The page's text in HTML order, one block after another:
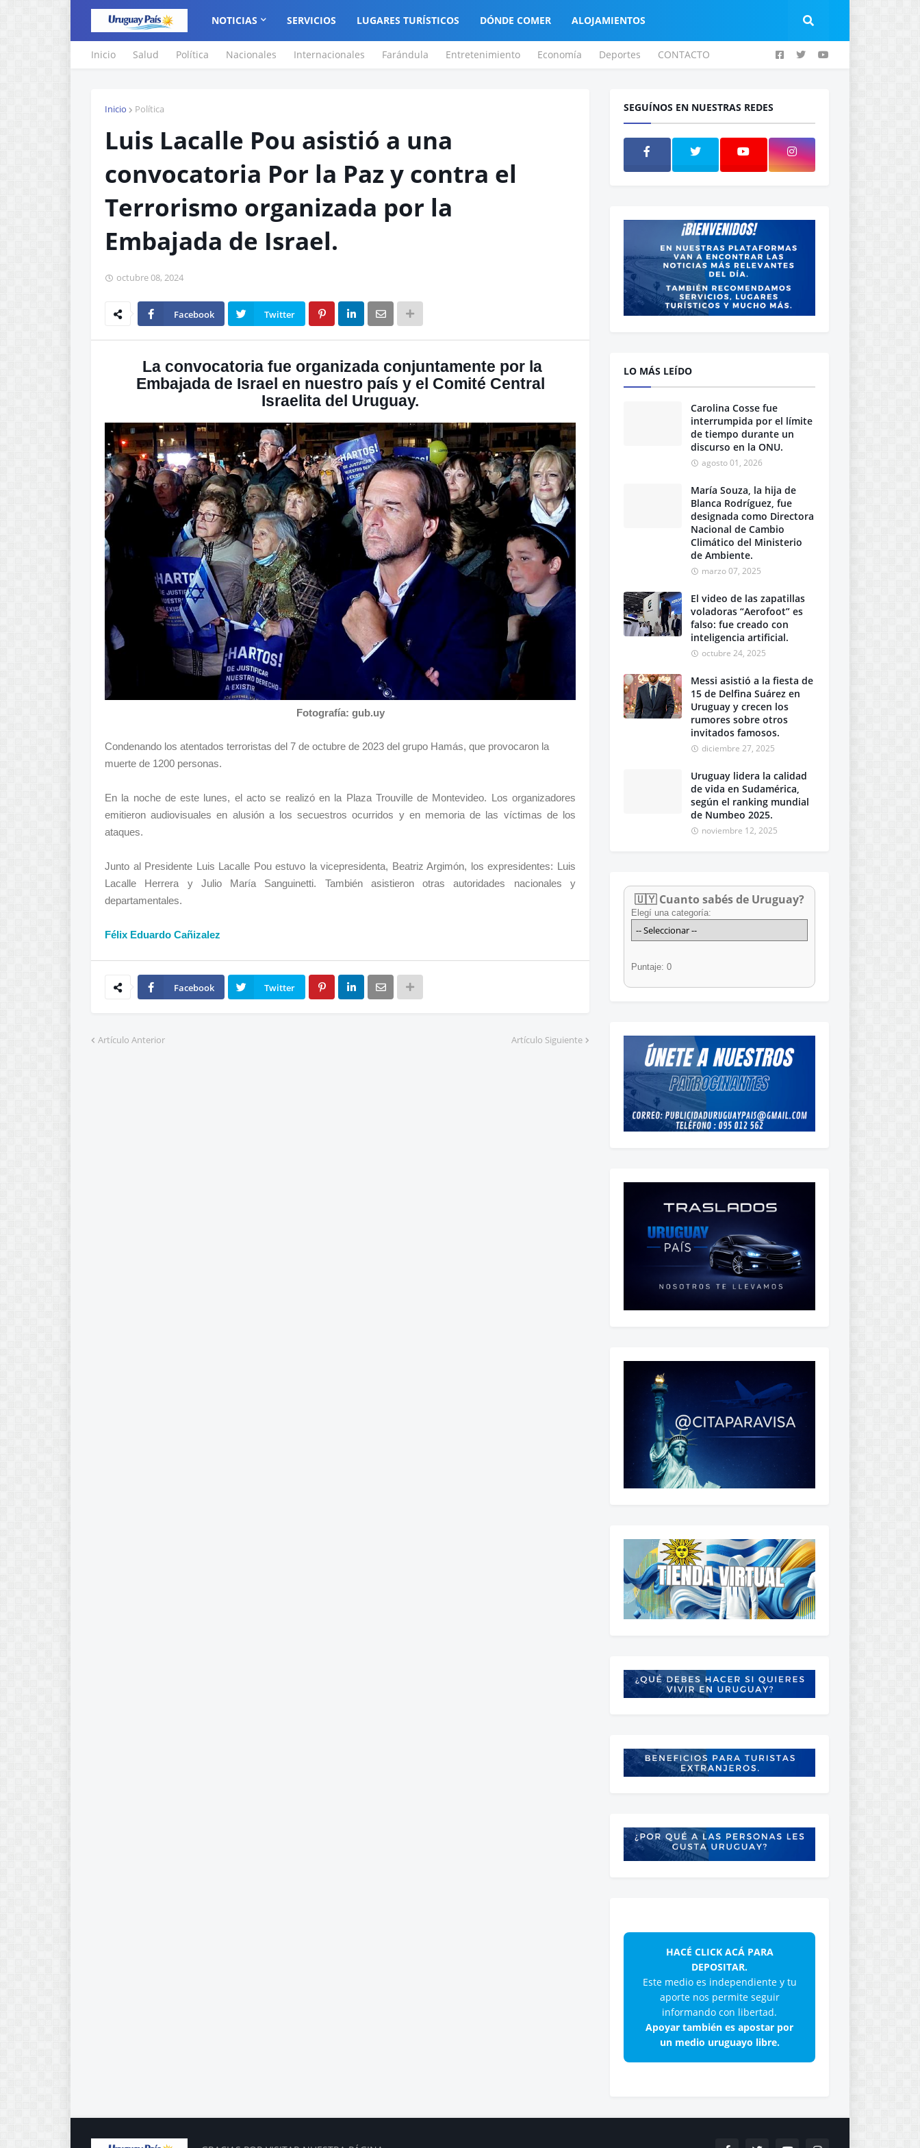
NOTICIAS SERVICIOS LUGARES TURÍSTICOS DÓNDE COMER ALOJAMIENTOS
Inicio Salud Política Nacionales Internacionales Farándula Entretenimiento Economía Deportes CONTACTO
Inicio Política
Luis Lacalle Pou asistió a una
convocatoria Por la Paz y contra el
Terrorismo organizada por la
Embajada de Israel.
octubre 08, 2024
Facebook Twitter
La convocatoria fue organizada conjuntamente por la
Embajada de Israel en nuestro país y el Comité Central
Israelita del Uruguay.
Fotografía: gub.uy
Condenando los atentados terroristas del 7 de octubre de 2023 del grupo Hamás, que provocaron la
muerte de 1200 personas.
En la noche de este lunes, el acto se realizó en la Plaza Trouville de Montevideo. Los organizadores
emitieron audiovisuales en alusión a los secuestros ocurridos y en memoria de las víctimas de los
ataques.
Junto al Presidente Luis Lacalle Pou estuvo la vicepresidenta, Beatriz Argimón, los expresidentes: Luis
Lacalle Herrera y Julio María Sanguinetti. También asistieron otras autoridades nacionales y
departamentales.
Félix Eduardo Cañizalez
Facebook Twitter
Artículo Anterior Artículo Siguiente
SEGUÍNOS EN NUESTRAS REDES
LO MÁS LEÍDO
Carolina Cosse fue
interrumpida por el límite
de tiempo durante un
discurso en la ONU.
agosto 01, 2026
María Souza, la hija de
Blanca Rodríguez, fue
designada como Directora
Nacional de Cambio
Climático del Ministerio
de Ambiente.
marzo 07, 2025
El video de las zapatillas
voladoras “Aerofoot” es
falso: fue creado con
inteligencia artificial.
octubre 24, 2025
Messi asistió a la fiesta de
15 de Delfina Suárez en
Uruguay y crecen los
rumores sobre otros
invitados famosos.
diciembre 27, 2025
Uruguay lidera la calidad
de vida en Sudamérica,
según el ranking mundial
de Numbeo 2025.
noviembre 12, 2025
🇺🇾 Cuanto sabés de Uruguay?
Elegí una categoría:
Puntaje: 0
HACÉ CLICK ACÁ PARA
DEPOSITAR.
Este medio es independiente y tu
aporte nos permite seguir
informando con libertad.
Apoyar también es apostar por
un medio uruguayo libre.